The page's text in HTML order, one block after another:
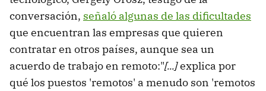
conversación, señaló algunas de las dificultades
que encuentran las empresas que quieren
contratar en otros países, aunque sea un
acuerdo de trabajo en remoto:"[...]explica por
qué los puestos 'remotos' a menudo son 'remotos